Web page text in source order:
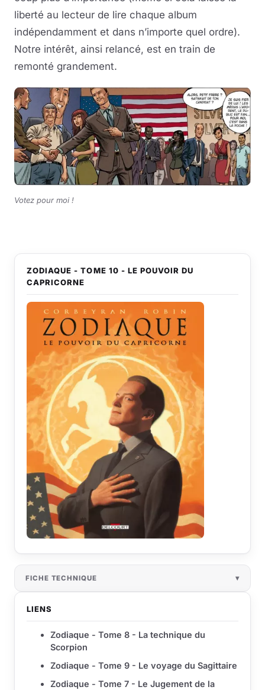
liberté au lecteur de lire chaque album
indépendamment et dans n’importe quel ordre).
Notre intérêt, ainsi relancé, est en train de
remonté grandement.
Votez pour moi !
ZODIAQUE - TOME 10 - LE POUVOIR DU
CAPRICORNE
FICHE TECHNIQUE
LIENS
Zodiaque - Tome 8 - La technique du
Scorpion
Zodiaque - Tome 9 - Le voyage du Sagittaire
Zodiaque - Tome 7 - Le Jugement de la